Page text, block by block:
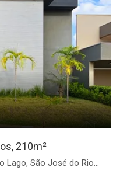
210m²
São José do Rio Preto-SP